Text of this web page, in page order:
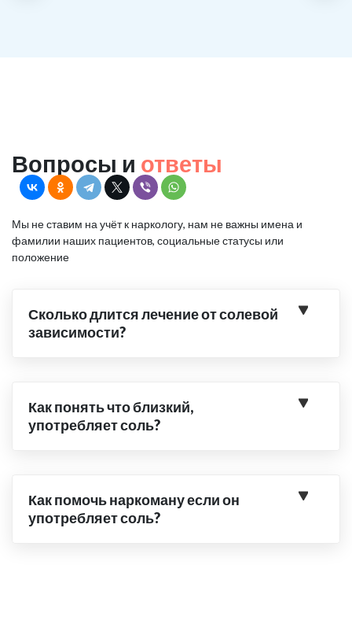
Вопросы и ответы
Мы не ставим на учёт к наркологу, нам не важны имена и
фамилии наших пациентов, социальные статусы или
положение
Сколько длится лечение от солевой
зависимости?
Как понять что близкий,
употребляет соль?
Как помочь наркоману если он
употребляет соль?